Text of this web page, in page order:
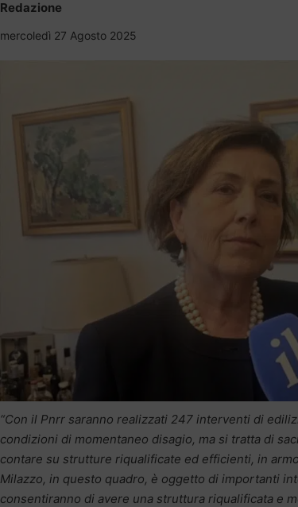
Redazione
mercoledì 27 Agosto 2025
“Con il Pnrr saranno realizzati 247 interventi di
condizioni di momentaneo disagio, ma si tratta di
contare su strutture riqualificate ed efficienti, in
Milazzo, in questo quadro, è oggetto di importanti
consentiranno di avere una struttura riqualificata e